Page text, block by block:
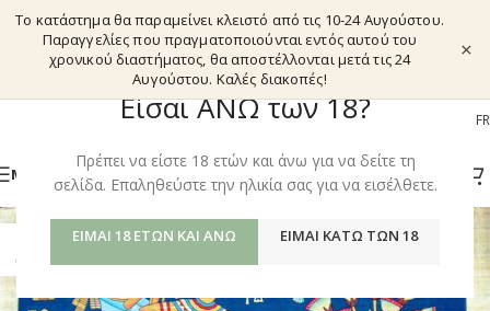
Είσαι ΑΝΩ των 18?
Πρέπει να είστε 18 ετών και άνω για να δείτε τη
σελίδα. Επαληθεύστε την ηλικία σας για να εισέλθετε.
ΕΊΜΑΙ 18 ΕΤΏΝ ΚΑΙ ΆΝΩ ΕΊΜΑΙ ΚΆΤΩ ΤΩΝ 18
Το κατάστημα θα παραμείνει κλειστό από τις 10-24 Αυγούστου.
Παραγγελίες που πραγματοποιούνται εντός αυτού του
χρονικού διαστήματος, θα αποστέλλονται μετά τις 24
Αυγούστου. Καλές διακοπές!
×
EL FR
ΜΕΝΟΎ
ΟΚΤ